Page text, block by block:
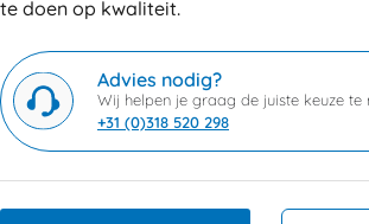
te doen op kwaliteit.
Advies nodig?
Wij helpen je graag de juiste keuze te
+31 (0)318 520 298